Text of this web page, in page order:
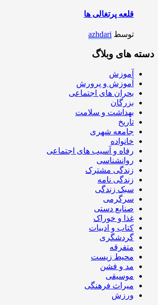
قلعه پرتغالی ها
توسط azhdari
دسته های وبلاگ
آموزش
آموزش و پرورش
بحران های اجتماعی
بزرگان
بهداشت و سلامت
تاریخ
جامعه شهری
خانواده
رفاه و آسیب های اجتماعی
روانشناسی
زندگی مشترک
زندگی نامه
سبک زندگی
سرگرمی
صنایع دستی
غذا و خوراک
کتاب و ادبیات
گردشگری
متفرقه
محیط زیست
مد و فشن
موسیقی
میراث فرهنگی
ورزش